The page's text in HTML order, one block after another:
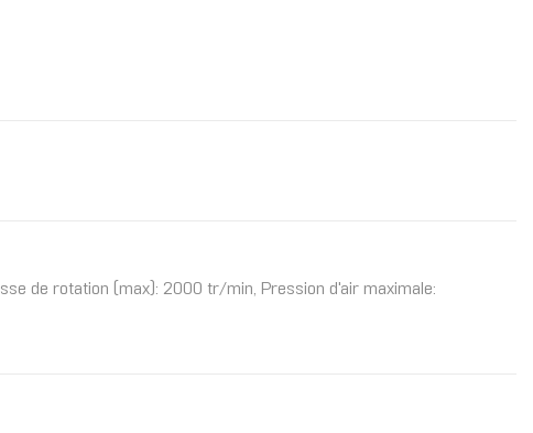
de rotation (max): 2000 tr/min, Pression d'air maximale: